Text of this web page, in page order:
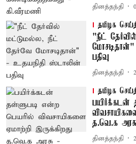
தினத்தந்தி
தமிழக
"நீட்
பதிவு
தினத்தந்தி
தமிழக
பயிர்க்கடன்
த.வெ.க
தினத்தந்தி